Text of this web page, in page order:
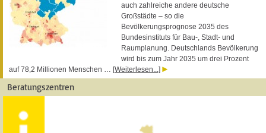
auch zahlreiche andere deutsche
Großstädte – so die
Bevölkerungsprognose 2035 des
Bundesinstituts für Bau-, Stadt- und
Raumplanung. Deutschlands Bevölkerung
wird bis zum Jahr 2035 um drei Prozent
auf 78,2 Millionen Menschen … [Weiterlesen...]
Beratungszentren